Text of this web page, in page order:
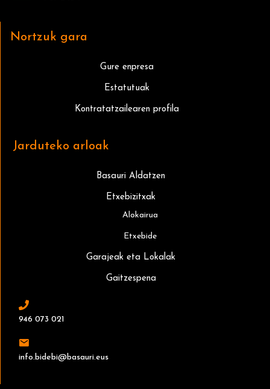
Nortzuk gara
Gure enpresa
Estatutuak
Kontratatzailearen profila
Jarduteko arloak
Basauri Aldatzen
Etxebizitxak
Alokairua
Etxebide
Garajeak eta Lokalak
Gaitzespena
946 073 021
info.bidebi@basauri.eus